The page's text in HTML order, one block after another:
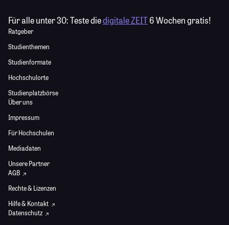
Für alle unter 30:Teste diedigitale ZEIT6 Wochen gratis!
Ratgeber
Studienthemen
Studienformate
Hochschulorte
Studienplatzbörse
Über uns
Impressum
Für Hochschulen
Mediadaten
Unsere Partner
AGB
Rechte & Lizenzen
Hilfe & Kontakt
Datenschutz